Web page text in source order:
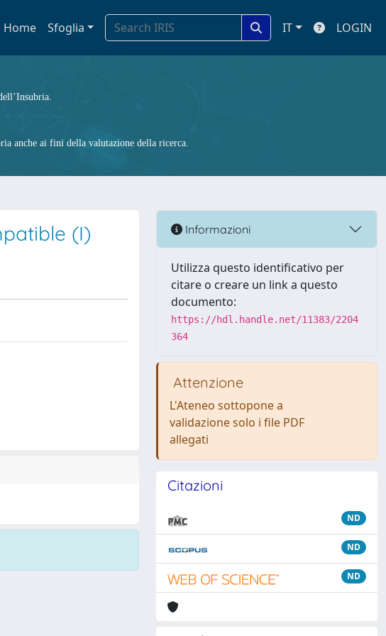
Home Sfoglia IT LOGIN
anche ai fini della valutazione della ricerca.
(I) Informazioni
Utilizza questo identificativo per
citare o creare un link a questo
documento:
https://hdl.handle.net/11383/2204
364
Attenzione
L'Ateneo sottopone a
validazione solo i file PDF
allegati
Citazioni
ND
ND
ND